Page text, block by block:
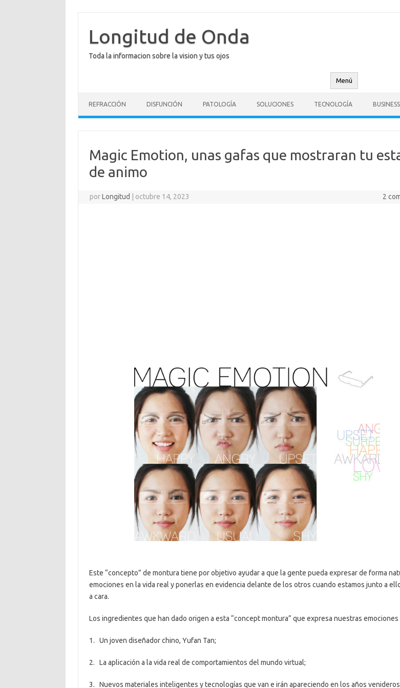
contenido
Longitud de Onda
Toda la informacion sobre la vision y tus ojos
Menú
REFRACCIÓN DISFUNCIÓN PATOLOGÍA SOLUCIONES TECNOLOGÍA BUSINESS
Magic Emotion, unas gafas que mostraran tu
de animo
porLongitud octubre 14, 2023 2
Este “concepto” de montura tiene por objetivo ayudar a que la gente pueda expresar de forma
emociones en la vida real y ponerlas en evidencia delante de los otros cuando estamos junto a
a cara.
Los ingredientes que han dado origen a esta “concept montura” que expresa nuestras emociones
1. Un joven diseñador chino, Yufan Tan;
2. La aplicación a la vida real de comportamientos del mundo virtual;
3. Nuevos materiales inteligentes y tecnologías que van e irán apareciendo en los años